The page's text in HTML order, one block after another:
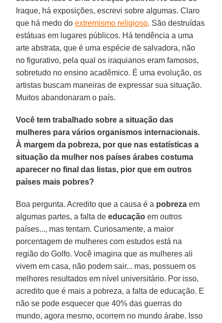
Iraque, há exposições, escrevi sobre algumas. Claro
que há medo doextremismo religioso. São destruídas
estátuas em lugares públicos. Há tendência a uma
arte abstrata, que é uma espécie de salvadora, não
no figurativo, pela qual os iraquianos eram famosos,
sobretudo no ensino acadêmico. É uma evolução, os
artistas buscam maneiras de expressar sua situação.
Muitos abandonaram o país.
Você tem trabalhado sobre a situação das
mulheres para vários organismos internacionais.
À margem da pobreza, por que nas estatísticas a
situação da mulher nos países árabes costuma
aparecer no final das listas, pior que em outros
países mais pobres?
Boa pergunta. Acredito que a causa é a pobreza em
algumas partes, a falta de educação em outros
países..., mas tentam. Curiosamente, a maior
porcentagem de mulheres com estudos está na
região do Golfo. Você imagina que as mulheres ali
vivem em casa, não podem sair... mas, possuem os
melhores resultados em nível universitário. Por isso,
acredito que é mais a pobreza, a falta de educação. E
não se pode esquecer que 40% das guerras do
mundo, agora mesmo, ocorrem no mundo árabe. Isso